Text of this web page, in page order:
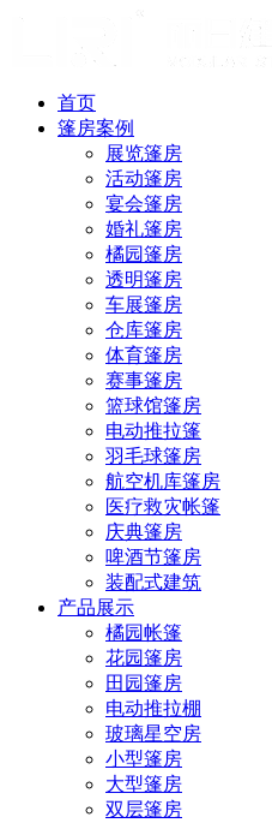
首页
篷房案例
展览篷房
活动篷房
宴会篷房
婚礼篷房
橘园篷房
透明篷房
车展篷房
仓库篷房
体育篷房
赛事篷房
篮球馆篷房
电动推拉篷
羽毛球篷房
航空机库篷房
医疗救灾帐篷
庆典篷房
啤酒节篷房
装配式建筑
产品展示
橘园帐篷
花园篷房
田园篷房
电动推拉棚
玻璃星空房
小型篷房
大型篷房
双层篷房